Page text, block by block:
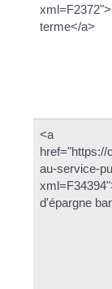
terme</a>
<a
href="https://
au-service-
d'épargne